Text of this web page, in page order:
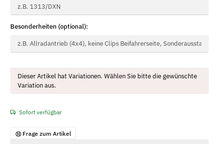
Besonderheiten (optional):
Besonderheiten
x
Dieser Artikel hat Variationen. Wählen Sie bitte die gewünschte
Variation aus.
Sofort verfügbar
Frage zum Artikel